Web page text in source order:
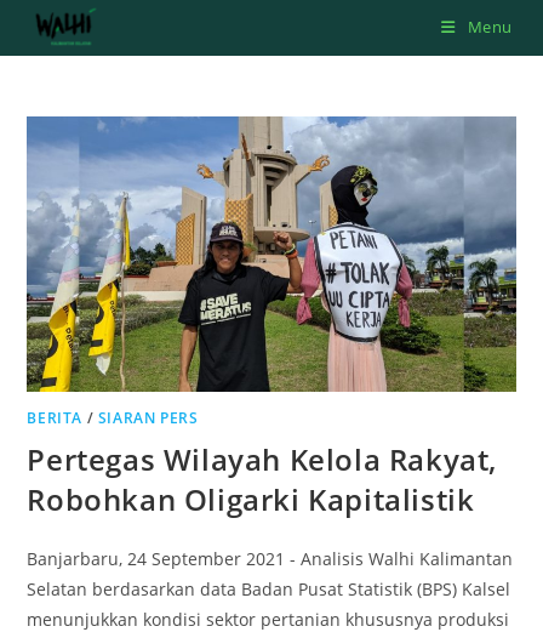
Menu
BERITA / SIARAN PERS
Pertegas Wilayah Kelola Rakyat,
Robohkan Oligarki Kapitalistik
Banjarbaru, 24 September 2021 - Analisis Walhi Kalimantan
Selatan berdasarkan data Badan Pusat Statistik (BPS) Kalsel
menunjukkan kondisi sektor pertanian khususnya produksi